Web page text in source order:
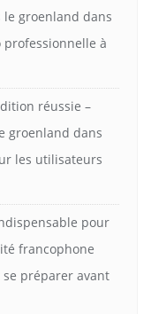
le groenland dans
à
réussie –
groenland dans
les utilisateurs
pour
francophone
se préparer avant